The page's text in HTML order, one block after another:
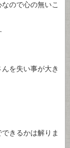
ので心の無いこ
を失い事が大き
きるかは解りま